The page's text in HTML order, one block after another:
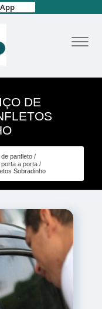
DE
panfleto
a porta
Sobradinho